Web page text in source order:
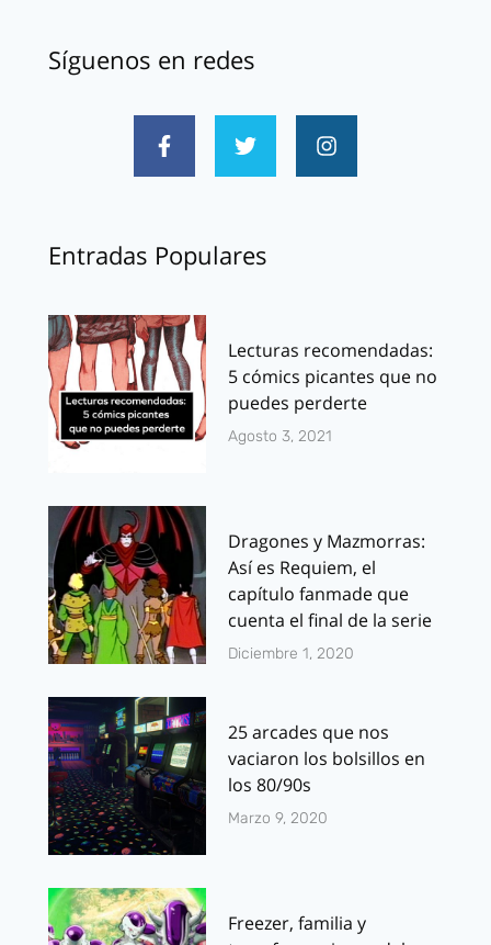
Síguenos en redes
Entradas Populares
Lecturas recomendadas:
5 cómics picantes que no
puedes perderte
Agosto 3, 2021
Dragones y Mazmorras:
Así es Requiem, el
capítulo fanmade que
cuenta el final de la serie
Diciembre 1, 2020
25 arcades que nos
vaciaron los bolsillos en
los 80/90s
Marzo 9, 2020
Freezer, familia y